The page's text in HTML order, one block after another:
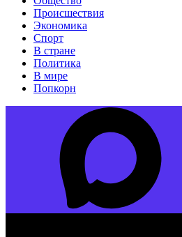
Происшествия
Экономика
Спорт
В стране
Политика
В мире
Попкорн